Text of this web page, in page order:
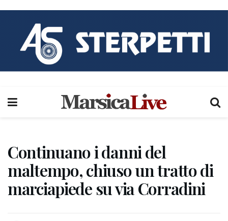
Continuano i danni del
maltempo, chiuso un tratto di
marciapiede su via Corradini